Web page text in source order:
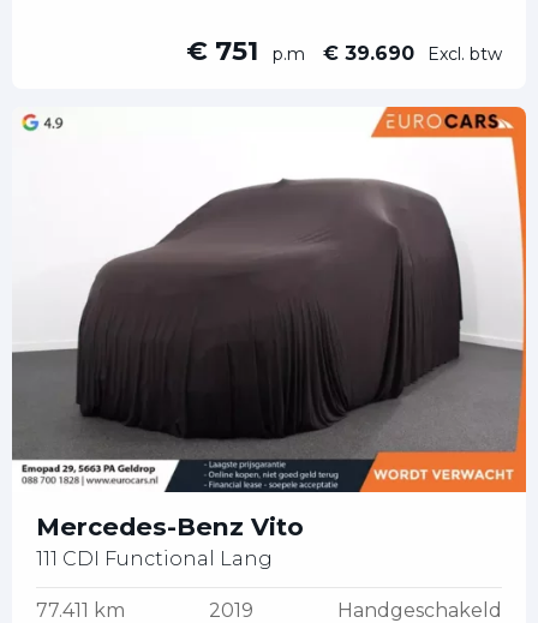
€ 751 p.m € 39.690 Excl. btw
Mercedes-Benz Vito
111 CDI Functional Lang
77.411 km 2019 Handgeschakeld